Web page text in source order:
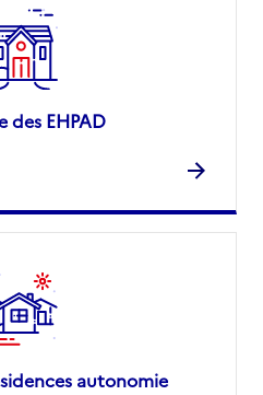
des EHPAD
autonomie